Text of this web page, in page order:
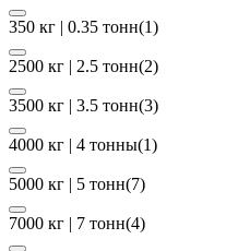
350 кг | 0.35 тонн(1)
2500 кг | 2.5 тонн(2)
3500 кг | 3.5 тонн(3)
4000 кг | 4 тонны(1)
5000 кг | 5 тонн(7)
7000 кг | 7 тонн(4)